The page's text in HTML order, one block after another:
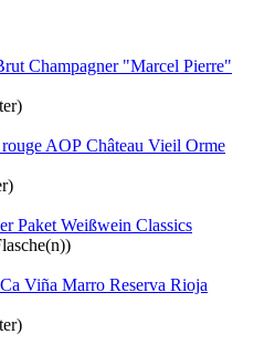
Champagner "Marcel Pierre"
Château Vieil Orme
Paket Weißwein Classics
Viña Marro Reserva Rioja